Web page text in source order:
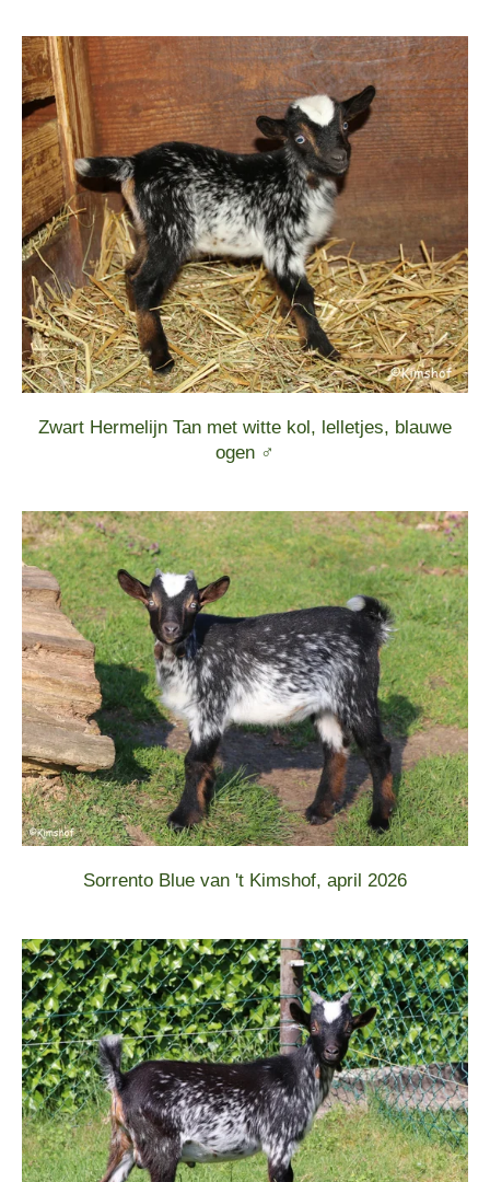
Zwart Hermelijn Tan met witte kol, lelletjes, blauwe
ogen ♂
Sorrento Blue van 't Kimshof, april 2026